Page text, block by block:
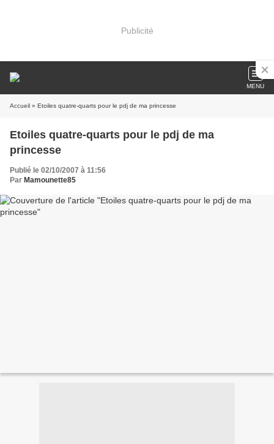
Publicité
MENU
Accueil » Etoiles quatre-quarts pour le pdj de ma princesse
Etoiles quatre-quarts pour le pdj de ma
princesse
Publié le 02/10/2007 à 11:56
Par Mamounette85